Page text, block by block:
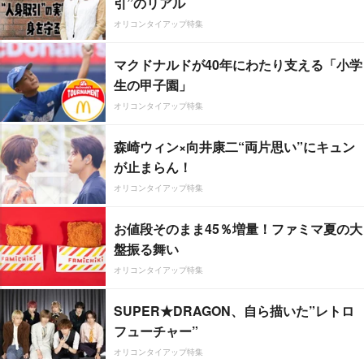
オリコンタイアップ特集
マクドナルドが40年にわたり支える「小学
生の甲子園」
オリコンタイアップ特集
森崎ウィン×向井康二“両片思い”にキュン
が止まらん！
オリコンタイアップ特集
お値段そのまま45％増量！ファミマ夏の大
盤振る舞い
オリコンタイアップ特集
SUPER★DRAGON、自ら描いた”レトロ
フューチャー”
オリコンタイアップ特集